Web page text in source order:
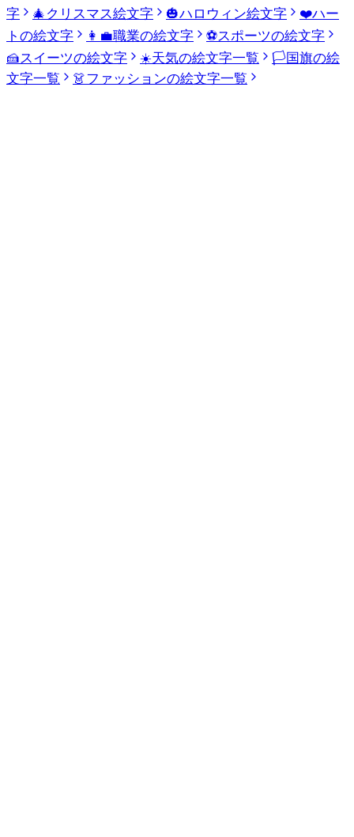
字
🎄 クリスマス絵文字 🎃ハロウィン絵文字 ❤️ハー
トの絵文字
👩‍💼職業の絵文字 ⚽スポーツの絵文字
🍰スイーツの絵文字 ☀️天気の絵文字一覧 🏳️国旗の絵
文字一覧
👗ファッションの絵文字一覧